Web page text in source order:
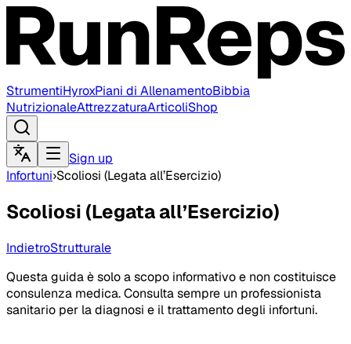
StrumentiHyroxPiani di AllenamentoBibbia
NutrizionaleAttrezzaturaArticoliShop
Sign up
Infortuni›Scoliosi (Legata all’Esercizio)
Scoliosi (Legata all’Esercizio)
IndietroStrutturale
Questa guida è solo a scopo informativo e non costituisce
consulenza medica. Consulta sempre un professionista
sanitario per la diagnosi e il trattamento degli infortuni.